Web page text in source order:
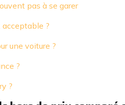
pas à se garer
acceptable ?
une voiture ?
?
?